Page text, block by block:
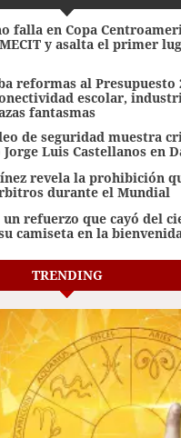
falla en Copa
y asalta el primer
reformas al Presupuesto
escolar,
fantasmas
de seguridad muestra
Luis Castellanos en
revela la prohibición
durante el Mundial
un refuerzo que cayó del
camiseta en la
TRENDING